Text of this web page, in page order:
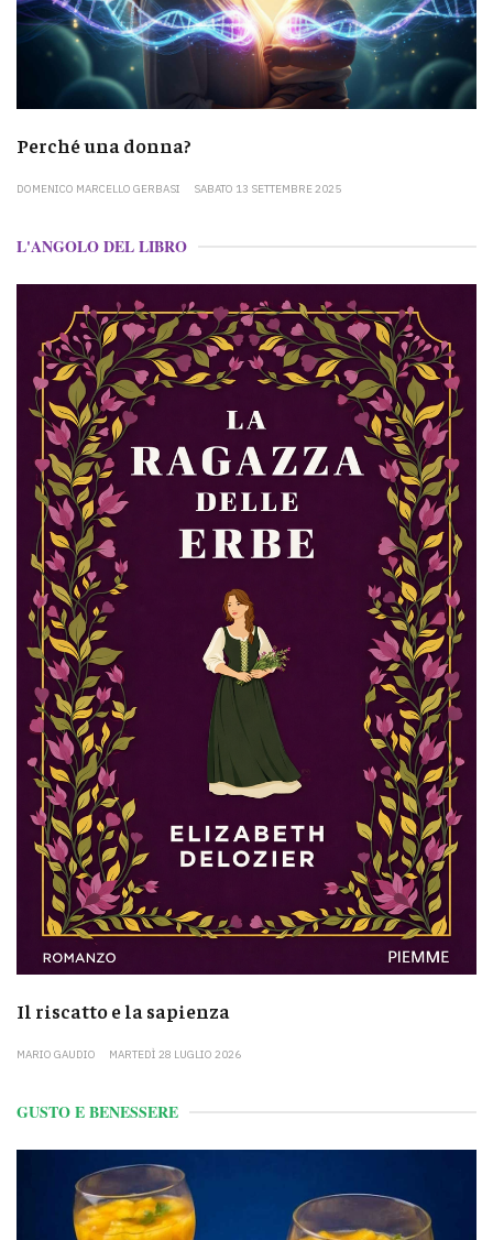
Perché una donna?
DOMENICO MARCELLO GERBASI SABATO 13 SETTEMBRE 2025
L'ANGOLO DEL LIBRO
Il riscatto e la sapienza
MARIO GAUDIO MARTEDÌ 28 LUGLIO 2026
GUSTO E BENESSERE